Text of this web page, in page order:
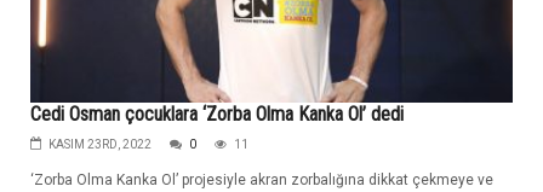
Cedi Osman çocuklara ‘Zorba Olma Kanka Ol’ dedi
KASIM 23RD, 2022 0 11
‘Zorba Olma Kanka Ol’ projesiyle akran zorbalığına dikkat çekmeye ve